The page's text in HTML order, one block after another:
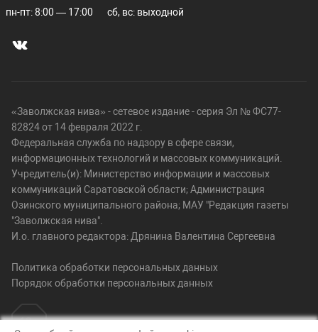
пн-пт: 8:00 — 17:00 сб, вс: выходной
«Заволжская нива» - сетевое издание - серия Эл № ФС77-
82824 от 14 февраля 2022 г.
Федеральная служба по надзору в сфере связи,
информационных технологий и массовых коммуникаций.
Учредитель(и): Министерство информации и массовых
коммуникаций Саратовской области; Администрация
Озинского муниципального района; МАУ "Редакция газеты
"Заволжская нива".
И.о. главного редактора: Дрянина Валентина Сергеевна
Политика обработки персональных данных
Порядок обработки персональных данных